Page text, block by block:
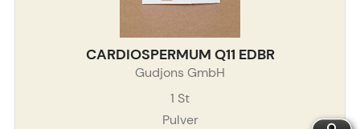
CARDIOSPERMUM Q11 EDBR
Gudjons GmbH
1 St
Pulver